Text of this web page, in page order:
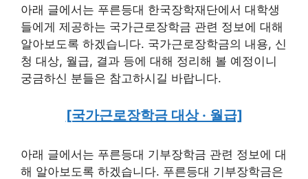
아래 글에서는 푸른등대 한국장학재단에서 대학생
들에게 제공하는 국가근로장학금 관련 정보에 대해
알아보도록 하겠습니다. 국가근로장학금의 내용, 신
청 대상, 월급, 결과 등에 대해 정리해 볼 예정이니
궁금하신 분들은 참고하시길 바랍니다.
[국가근로장학금 대상 · 월급]
아래 글에서는 푸른등대 기부장학금 관련 정보에 대
해 알아보도록 하겠습니다. 푸른등대 기부장학금은